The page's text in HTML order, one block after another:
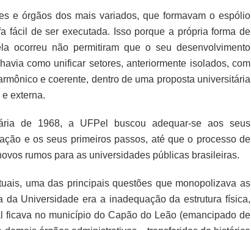
e órgãos dos mais variados, que formavam o espólio
fácil de ser executada. Isso porque a própria forma de
ocorreu não permitiram que o seu desenvolvimento
como unificar setores, anteriormente isolados, com
e coerente, dentro de uma proposta universitária
externa.
de 1968, a UFPel buscou adequar-se aos seus
e os seus primeiros passos, até que o processo de
rumos para as universidades públicas brasileiras.
uma das principais questões que monopolizava as
Universidade era a inadequação da estrutura física,
no município do Capão do Leão (emancipado de